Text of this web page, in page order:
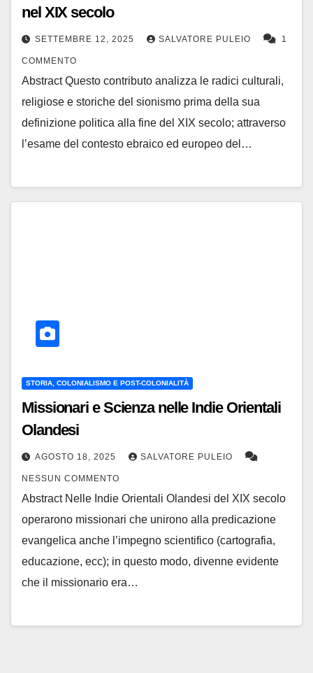
nel XIX secolo
SETTEMBRE 12, 2025 SALVATORE PULEIO 1
COMMENTO
Abstract Questo contributo analizza le radici culturali,
religiose e storiche del sionismo prima della sua
definizione politica alla fine del XIX secolo; attraverso
l’esame del contesto ebraico ed europeo del…
STORIA, COLONIALISMO E POST-COLONIALITÀ
Missionari e Scienza nelle Indie Orientali
Olandesi
AGOSTO 18, 2025 SALVATORE PULEIO
NESSUN COMMENTO
Abstract Nelle Indie Orientali Olandesi del XIX secolo
operarono missionari che unirono alla predicazione
evangelica anche l’impegno scientifico (cartografia,
educazione, ecc); in questo modo, divenne evidente
che il missionario era…